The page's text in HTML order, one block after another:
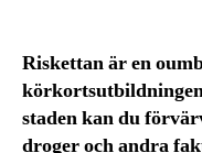
Riskettan är en
staden kan du
droger och andra